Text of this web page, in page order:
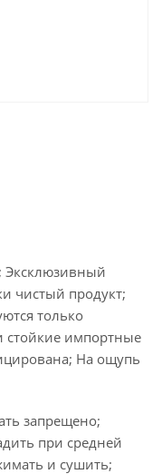
Эксклюзивный
чистый продукт;
только
стойкие импортные
На ощупь
запрещено;
при средней
и сушить;